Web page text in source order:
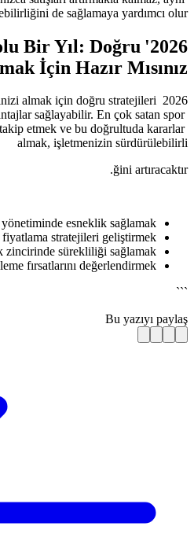
zamanda işletmenin
2026'da Fırsatlarla
Adımları Atmak
2026 yılında ayakkabı pazarında
belirlemek, bayilere büyük avantajlar
ayakkabılarla ilgili trendleri takip
Stok
Rekabetçi
Tedarik
Ölçekleme